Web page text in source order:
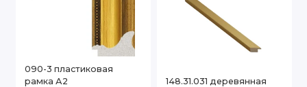
090-3 пластиковая
рамка А2
148.31.031 деревянная